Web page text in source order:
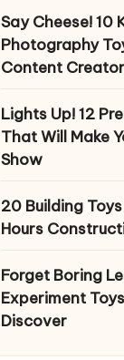
Say Cheese! 10
Photography
Content Creator
Lights Up! 12
That Will Make
Show
20 Building
Hours
Forget Boring
Experiment
Discover